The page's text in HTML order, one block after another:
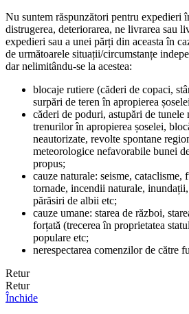
Nu suntem răspunzători pentru expedieri
distrugerea, deteriorarea, ne livrarea sau
expedieri sau a unei părți din aceasta în
de următoarele situații/circumstanțe
dar nelimitându-se la acestea:
blocaje rutiere (căderi de copaci,
surpări de teren în apropierea
căderi de poduri, astupări de tunele
trenurilor în apropierea șoselei,
neautorizate, revolte spontane
meteorologice nefavorabile bunei
propus;
cauze naturale: seisme, cataclisme,
tornade, incendii naturale,
părăsiri de albii etc;
cauze umane: starea de război,
forțată (trecerea în proprietatea
populare etc;
nerespectarea comenzilor de către
Retur
Retur
Închide